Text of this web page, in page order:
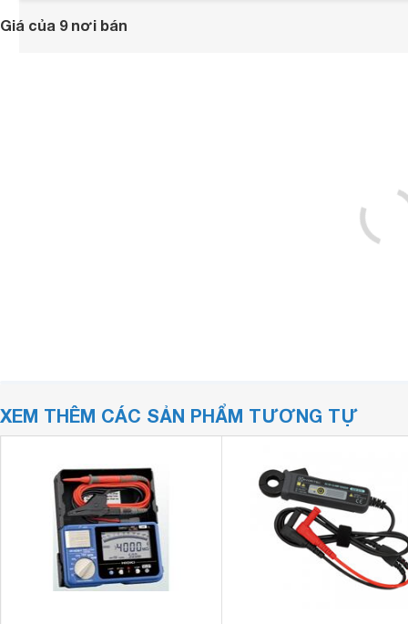
Giá của 9 nơi bán
XEM THÊM CÁC SẢN PHẨM TƯƠNG TỰ